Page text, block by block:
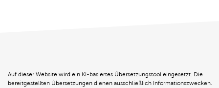
Auf dieser Website wird ein KI-basiertes Übersetzungstool eingesetzt. Die
bereitgestellten Übersetzungen dienen ausschließlich Informationszwecken.